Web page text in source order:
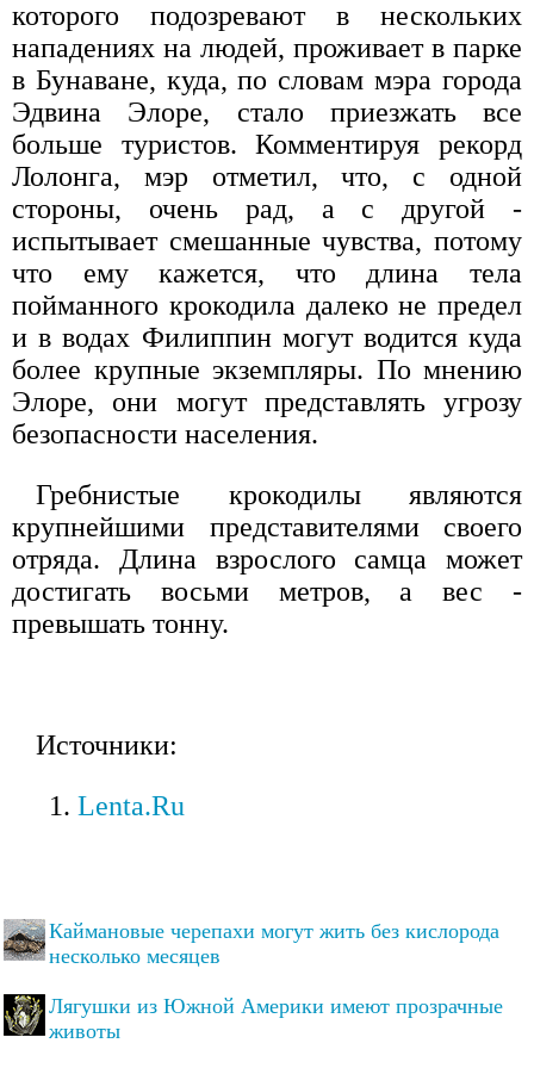
которого подозревают в нескольких
нападениях на людей, проживает в парке
в Бунаване, куда, по словам мэра города
Эдвина Элоре, стало приезжать все
больше туристов. Комментируя рекорд
Лолонга, мэр отметил, что, с одной
стороны, очень рад, а с другой -
испытывает смешанные чувства, потому
что ему кажется, что длина тела
пойманного крокодила далеко не предел
и в водах Филиппин могут водится куда
более крупные экземпляры. По мнению
Элоре, они могут представлять угрозу
безопасности населения.
Гребнистые крокодилы являются
крупнейшими представителями своего
отряда. Длина взрослого самца может
достигать восьми метров, а вес -
превышать тонну.
Источники:
Lenta.Ru
Каймановые черепахи могут жить без кислорода
несколько месяцев
Лягушки из Южной Америки имеют прозрачные
животы